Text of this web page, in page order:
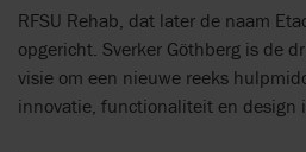
RFSU Rehab, dat later de naam
opgericht. Sverker Göthberg is de
visie om een nieuwe reeks
innovatie, functionaliteit en design